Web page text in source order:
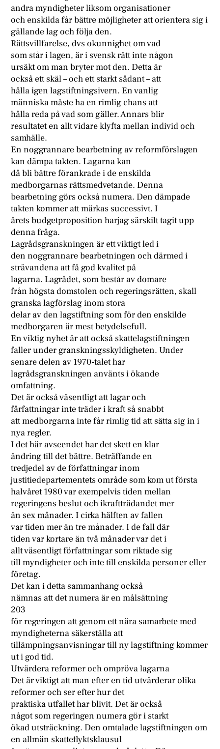
andra myndigheter liksom organisationer
och enskilda får bättre möjligheter att orientera sig i
gällande lag och följa den.
Rättsvillfarelse, dvs okunnighet om vad
som står i lagen, är i svensk rätt inte någon
ursäkt om man bryter mot den. Detta är
också ett skäl – och ett starkt sådant – att
hålla igen lagstiftningsivern. En vanlig
människa måste ha en rimlig chans att
hålla reda på vad som gäller. Annars blir
resultatet en allt vidare klyfta mellan individ och
samhälle.
En noggrannare bearbetning av reformförslagen
kan dämpa takten. Lagarna kan
då bli bättre förankrade i de enskilda
medborgarnas rättsmedvetande. Denna
bearbetning görs också numera. Den dämpade
takten kommer att märkas successivt. I
årets budgetproposition harjag särskilt tagit upp
denna fråga.
Lagrådsgranskningen är ett viktigt led i
den noggrannare bearbetningen och därmed i
strävandena att få god kvalitet på
lagarna. Lagrådet, som består av domare
från högsta domstolen och regeringsrätten, skall
granska lagförslag inom stora
delar av den lagstiftning som för den enskilde
medborgaren är mest betydelsefull.
En viktig nyhet är att också skattelagstiftningen
faller under granskningsskyldigheten. Under
senare delen av 1970-talet har
lagrådsgranskningen använts i ökande
omfattning.
Det är också väsentligt att lagar och
fårfattningar inte träder i kraft så snabbt
att medborgarna inte får rimlig tid att sätta sig in i
nya regler.
I det här avseendet har det skett en klar
ändring till det bättre. Beträffande en
tredjedel av de författningar inom
justitiedepartementets område som kom ut första
halvåret 1980 var exempelvis tiden mellan
regeringens beslut och ikraftträdandet mer
än sex månader. I cirka hälften av fallen
var tiden mer än tre månader. I de fall där
tiden var kortare än två månader var det i
allt väsentligt författningar som riktade sig
till myndigheter och inte till enskilda personer eller
företag.
Det kan i detta sammanhang också
nämnas att det numera är en målsättning
203
för regeringen att genom ett nära samarbete med
myndigheterna säkerställa att
tillämpningsanvisningar till ny lagstiftning kommer
ut i god tid.
Utvärdera reformer och ompröva lagarna
Det är viktigt att man efter en tid utvärderar olika
reformer och ser efter hur det
praktiska utfallet har blivit. Det är också
något som regeringen numera gör i starkt
ökad utsträckning. Den omtalade lagstiftningen om
en allmän skatteflyktsklausul